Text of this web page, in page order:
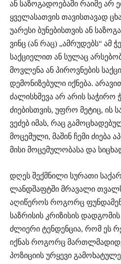
ან საზოგადოებაში რაიმე არ
ყველასათვის თავისთავად
უარესი ბუნებისთვის ან
ვინც (ან რაც) „ამრუდებს“ ამ
საქციელით ან სულაც
მოვლენა ან პიროვნების
დემონიზებული იქნება.
ძალისხმევა არ არის საჭირო
ძიებისთვის, უფრო მეტიც, ის
ვეძებ იმას, რაც
მოცემული, მაშინ ჩემი ძიება
მისი მოცემულობასა და
დღეს შექმნილი სურათი
ლანდშაფტში მრავალი
აღიწეროს როგორც
საზრისის კრიზისის
ძლიერი ტენდენცია, რომ ეს
იქნას როგორც
პოზიციის ურყევი